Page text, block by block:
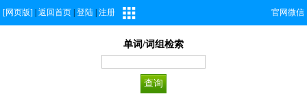
[网页版] 返回首页 登陆 注册 官网微信
单词/词组检索